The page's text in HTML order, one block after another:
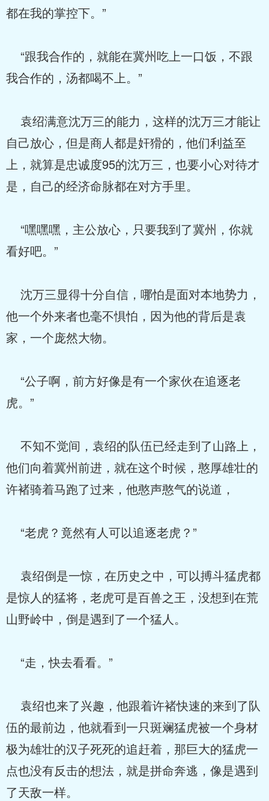
都在我的掌控下。”
“跟我合作的，就能在冀州吃上一口饭，不跟
我合作的，汤都喝不上。”
袁绍满意沈万三的能力，这样的沈万三才能让
自己放心，但是商人都是奸猾的，他们利益至
上，就算是忠诚度95的沈万三，也要小心对待才
是，自己的经济命脉都在对方手里。
“嘿嘿嘿，主公放心，只要我到了冀州，你就
看好吧。”
沈万三显得十分自信，哪怕是面对本地势力，
他一个外来者也毫不惧怕，因为他的背后是袁
家，一个庞然大物。
“公子啊，前方好像是有一个家伙在追逐老
虎。”
不知不觉间，袁绍的队伍已经走到了山路上，
他们向着冀州前进，就在这个时候，憨厚雄壮的
许褚骑着马跑了过来，他憨声憨气的说道，
“老虎？竟然有人可以追逐老虎？”
袁绍倒是一惊，在历史之中，可以搏斗猛虎都
是惊人的猛将，老虎可是百兽之王，没想到在荒
山野岭中，倒是遇到了一个猛人。
“走，快去看看。”
袁绍也来了兴趣，他跟着许褚快速的来到了队
伍的最前边，他就看到一只斑斓猛虎被一个身材
极为雄壮的汉子死死的追赶着，那巨大的猛虎一
点也没有反击的想法，就是拼命奔逃，像是遇到
了天敌一样。